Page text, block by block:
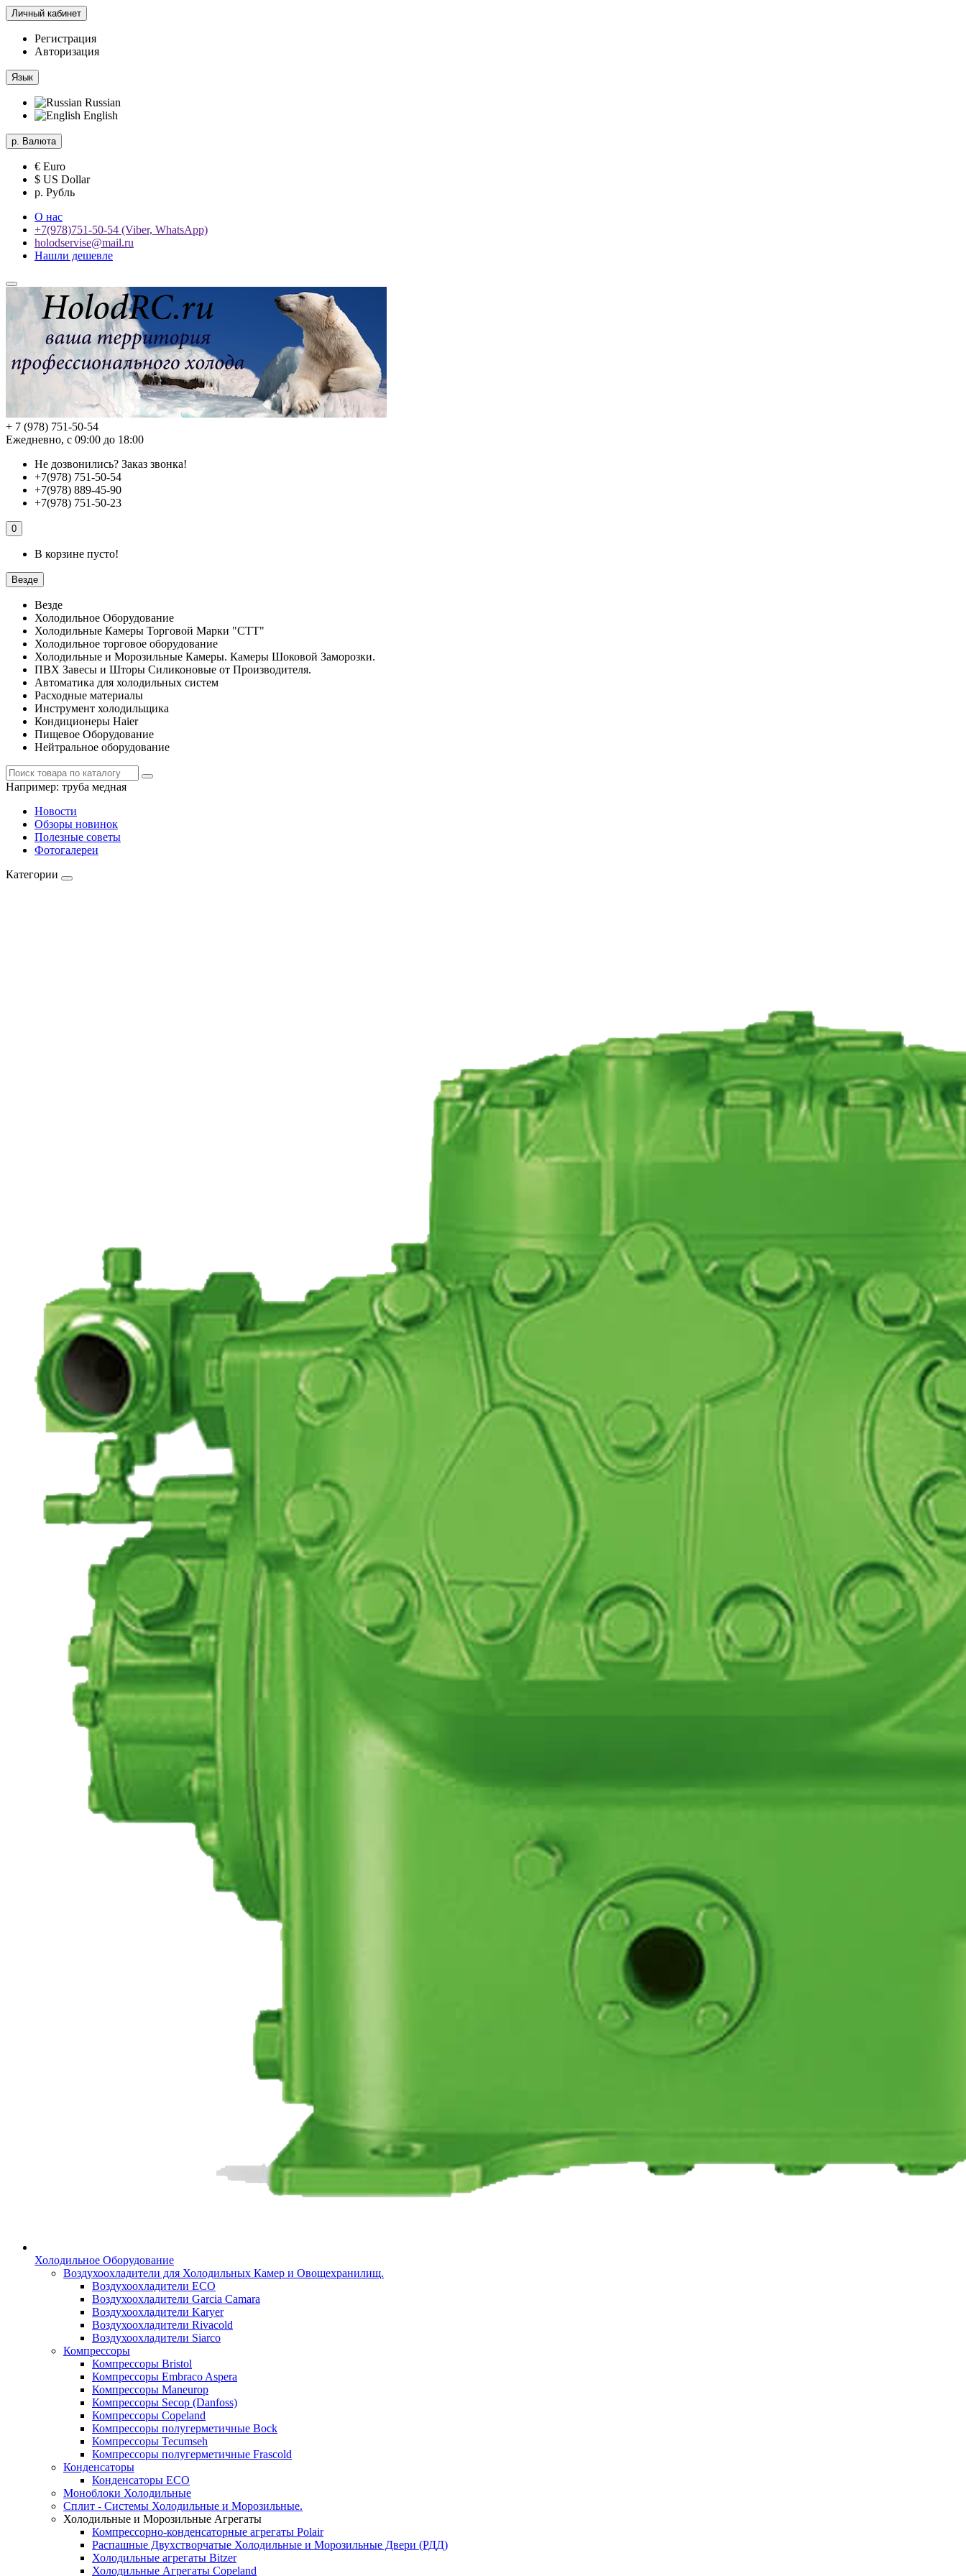
Личный кабинет
Регистрация
Авторизация
Язык
Russian
English
р. Валюта
€ Euro
$ US Dollar
р. Рубль
О нас
+7(978)751-50-54 (Viber, WhatsApp)
holodservise@mail.ru
Нашли дешевле
+ 7 (978) 751-50-54
Ежедневно, с 09:00 до 18:00
Не дозвонились? Заказ звонка!
+7(978) 751-50-54
+7(978) 889-45-90
+7(978) 751-50-23
0
В корзине пусто!
Везде
Везде
Холодильное Оборудование
Холодильные Камеры Торговой Марки "СТТ"
Холодильное торговое оборудование
Холодильные и Морозильные Камеры. Камеры Шоковой Заморозки.
ПВХ Завесы и Шторы Силиконовые от Производителя.
Автоматика для холодильных систем
Расходные материалы
Инструмент холодильщика
Кондиционеры Haier
Пищевое Оборудование
Нейтральное оборудование
Например: труба медная
Новости
Обзоры новинок
Полезные советы
Фотогалереи
Категории
Холодильное Оборудование
Воздухоохладители для Холодильных Камер и Овощехранилищ.
Воздухоохладители ECO
Воздухоохладители Garcia Camara
Воздухоохладители Karyer
Воздухоохладители Rivacold
Воздухоохладители Siarco
Компрессоры
Компрессоры Bristol
Компрессоры Embraco Aspera
Компрессоры Maneurop
Компрессоры Secop (Danfoss)
Компрессоры Copeland
Компрессоры полугерметичные Bock
Компрессоры Tecumseh
Компрессоры полугерметичные Frascold
Конденсаторы
Конденсаторы ECO
Моноблоки Холодильные
Сплит - Системы Холодильные и Морозильные.
Холодильные и Морозильные Агрегаты
Компрессорно-конденсаторные агрегаты Polair
Распашные Двухстворчатые Холодильные и Морозильные Двери (РДД)
Холодильные агрегаты Bitzer
Холодильные Агрегаты Copeland